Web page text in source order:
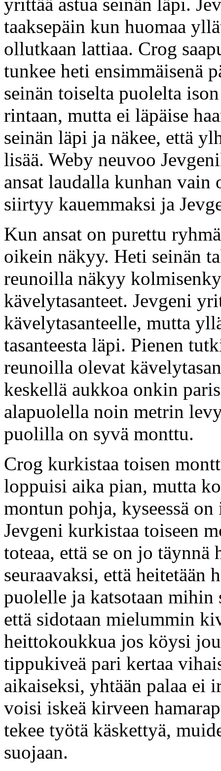
yrittää astua seinän läpi.
taaksepäin kun huomaa
ollutkaan lattiaa. Crog
tunkee heti ensimmäisenä
seinän toiselta puolelta
rintaan, mutta ei läpäise
seinän läpi ja näkee, että
lisää. Weby neuvoo
ansat laudalla kunhan
siirtyy kauemmaksi ja
Kun ansat on purettu
oikein näkyy. Heti seinän
reunoilla näkyy
kävelytasanteet. Jevgeni
kävelytasanteelle, mutta
tasanteesta läpi. Pienen
reunoilla olevat
keskellä aukkoa onkin
alapuolella noin metrin
puolilla on syvä monttu.
Crog kurkistaa toisen
loppuisi aika pian, mutta
montun pohja, kyseessä
Jevgeni kurkistaa toiseen
toteaa, että se on jo täynnä
seuraavaksi, että
puolelle ja katsotaan mihin
että sidotaan mielummin
heittokoukkua jos köysi
tippukiveä pari kertaa
aikaiseksi, yhtään palaa ei
voisi iskeä kirveen
tekee työtä käskettyä,
suojaan.